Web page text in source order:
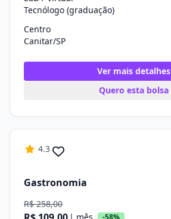
Tecnólogo (graduação)
Centro
Canitar/SP
Ver mais detalhes
Quero esta bolsa
4.3
Gastronomia
R$ 258,00
-58%